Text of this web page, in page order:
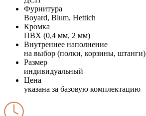
Фурнитура
Boyard, Blum, Hettich
Кромка
ПВХ (0,4 мм, 2 мм)
Внутреннее наполнение
на выбор (полки, корзины, штанги)
Размер
индивидуальный
Цена
указана за базовую комплектацию